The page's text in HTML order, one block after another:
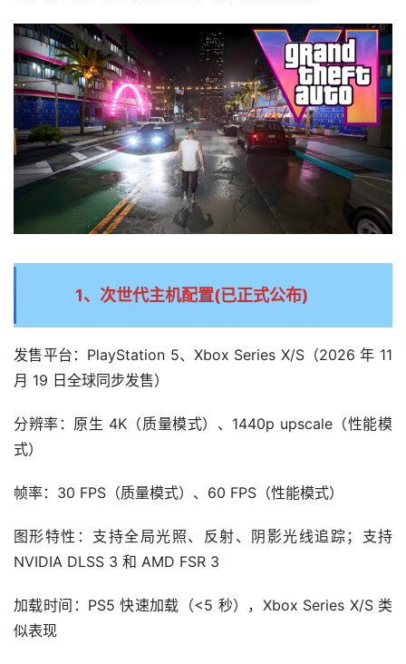
1、次世代主机配置(已正式公布)
发售平台：PlayStation 5、Xbox Series X/S（2026 年 11
月 19 日全球同步发售）
分辨率：原生 4K（质量模式）、1440p upscale（性能模
式）
帧率：30 FPS（质量模式）、60 FPS（性能模式）
图形特性：支持全局光照、反射、阴影光线追踪；支持
NVIDIA DLSS 3 和 AMD FSR 3
加载时间：PS5 快速加载（<5 秒），Xbox Series X/S 类
似表现